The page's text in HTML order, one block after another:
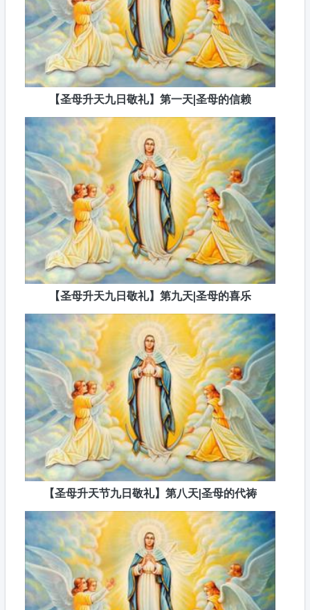
【圣母升天九日敬礼】第一天|圣母的信赖
【圣母升天九日敬礼】第九天|圣母的喜乐
【圣母升天节九日敬礼】第八天|圣母的代祷